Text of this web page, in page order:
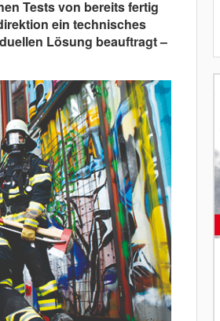
Tests von bereits fertig
ein technisches
Lösung beauftragt –